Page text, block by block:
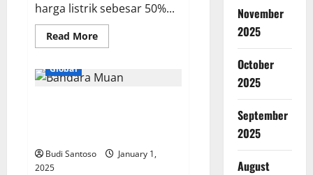
harga listrik sebesar 50%...
Read MoreRead
more
Harga
Listrik:
Global
Budi Santoso
January 1,
2025
November
2025
October
2025
September
2025
August